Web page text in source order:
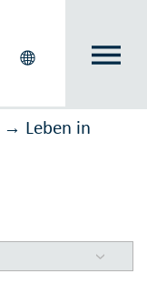
→ Leben in